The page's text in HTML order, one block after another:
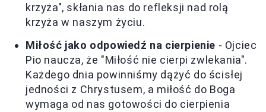
krzyża", skłania nas do refleksji nad rolą
krzyża w naszym życiu.
Miłość jako odpowiedź na cierpienie - Ojciec
Pio naucza, że "Miłość nie cierpi zwlekania".
Każdego dnia powinniśmy dążyć do ścisłej
jedności z Chrystusem, a miłość do Boga
wymaga od nas gotowości do cierpienia